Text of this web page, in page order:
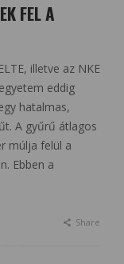
FEL A
illetve az NKE
eddig
hatalmas,
A gyűrű átlagos
múlja felül a
Ebben a
Share